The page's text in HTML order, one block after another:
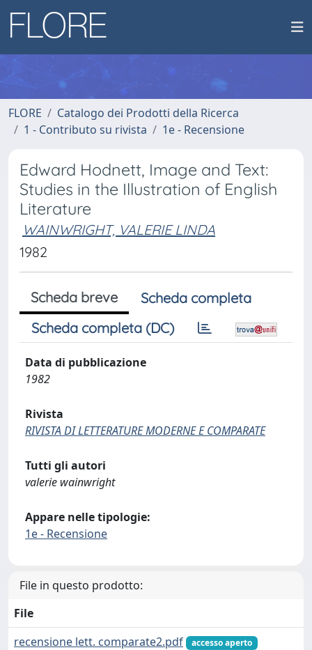
FLORE
Catalogo dei Prodotti della Ricerca
1 - Contributo su rivista
1e - Recensione
Edward Hodnett, Image and Text:
Studies in the Illustration of English
Literature
WAINWRIGHT, VALERIE LINDA
1982
Scheda breve
Scheda completa
Scheda completa (DC)
Data di pubblicazione
1982
Rivista
RIVISTA DI LETTERATURE MODERNE E COMPARATE
Tutti gli autori
valerie wainwright
Appare nelle tipologie:
1e - Recensione
File in questo prodotto:
File
recensione lett. comparate2.pdf
accesso aperto